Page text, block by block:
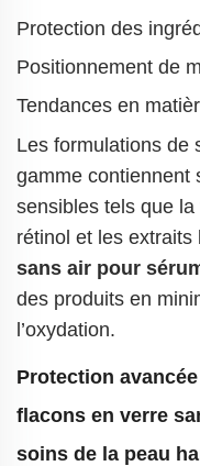
Protection des
Positionnement de
Tendances en
Les formulations de
gamme contiennent
sensibles tels que
rétinol et les extraits
sans air pour
des produits en
l’oxydation.
Protection
flacons en verre
soins de la peau